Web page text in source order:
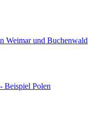
Weimar und Buchenwald
Beispiel Polen